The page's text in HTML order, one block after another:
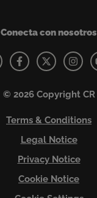
Conecta con nosotros
© 2026 Copyright CR
Terms & Conditions
Legal Notice
Privacy Notice
Cookie Notice